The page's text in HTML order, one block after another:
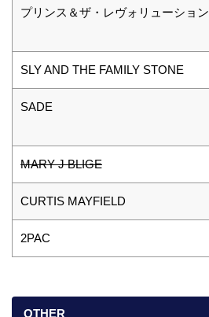
プリンス＆ザ・レヴォリューション
SLY AND THE FAMILY STONE
SADE
MARY J BLIGE
CURTIS MAYFIELD
2PAC
OTHER